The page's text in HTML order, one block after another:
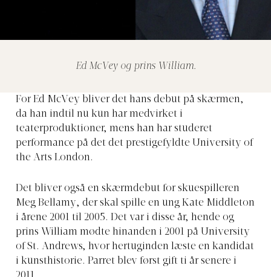
Ed McVey og prins William.
For Ed McVey bliver det hans debut på skærmen,
da han indtil nu kun har medvirket i
teaterproduktioner, mens han har studeret
performance på det det prestigefyldte University of
the Arts London.
Det bliver også en skærmdebut for skuespilleren
Meg Bellamy, der skal spille en ung Kate Middleton
i årene 2001 til 2005. Det var i disse år, hende og
prins William mødte hinanden i 2001 på University
of St. Andrews, hvor hertuginden læste en kandidat
i kunsthistorie. Parret blev først gift ti år senere i